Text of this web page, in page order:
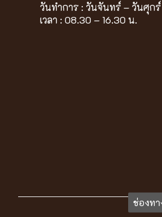
ช่องท
วันทำการ : วันจันทร์ – วันศุกร์
เวลา : 08.30 – 16.30 น.